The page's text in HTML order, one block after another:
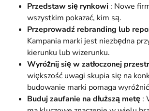
Przedstaw się rynkowi : Nowe
wszystkim pokazać, kim są.
Przeprowadź rebranding lub
Kampania marki jest niezbędna
kierunku lub wizerunku.
Wyróżnij się w zatłoczonej
większość uwagi skupia się na
budowanie marki pomaga
Buduj zaufanie na dłuższą metę :